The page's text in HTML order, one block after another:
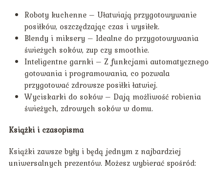
Roboty kuchenne – Ułatwiają przygotowywanie
posiłków, oszczędzając czas i wysiłek.
Blendy i miksery – Idealne do przygotowywania
świeżych soków, zup czy smoothie.
Inteligentne garnki – Z funkcjami automatycznego
gotowania i programowania, co pozwala
przygotować zdrowsze posiłki łatwiej.
Wyciskarki do soków – Dają możliwość robienia
świeżych, zdrowych soków w domu.
Książki i czasopisma
Książki zawsze były i będą jednym z najbardziej
uniwersalnych prezentów. Możesz wybierać spośród: